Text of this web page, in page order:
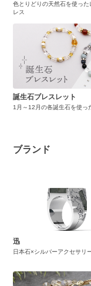
色とりどりの天然石を使った
レス
誕生石ブレスレット
1月～12月の各誕生石を使っ
ブランド
迅
日本石×シルバーアクセサリ